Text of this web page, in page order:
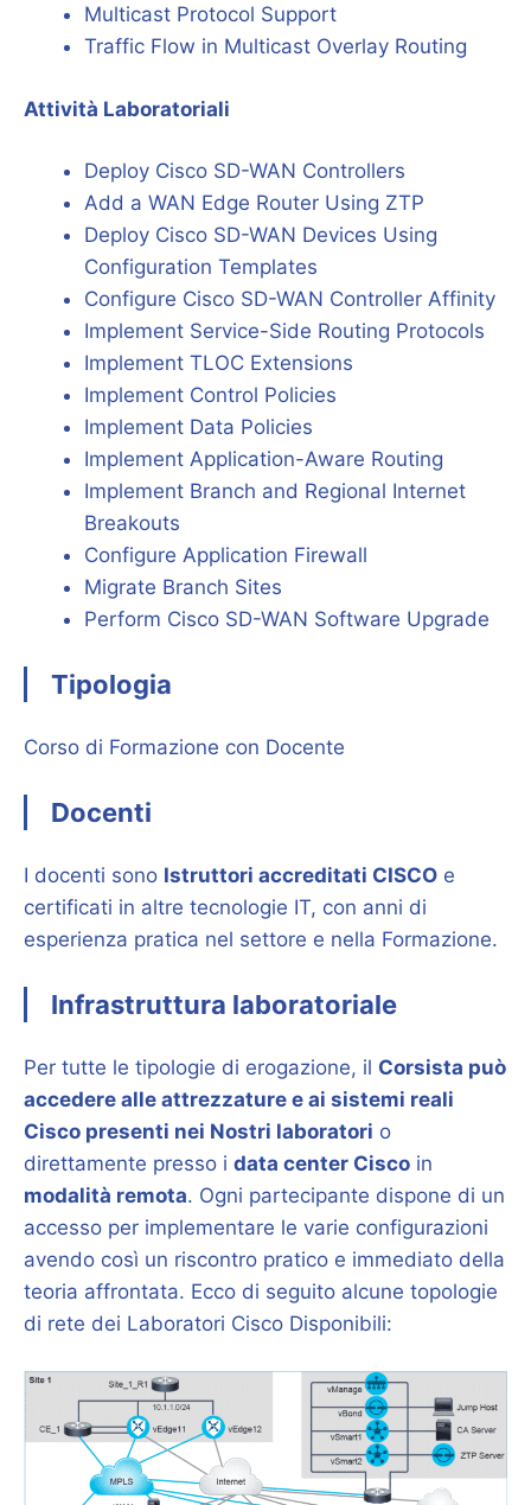
Multicast Protocol Support
Traffic Flow in Multicast Overlay Routing
Attività Laboratoriali
Deploy Cisco SD-WAN Controllers
Add a WAN Edge Router Using ZTP
Deploy Cisco SD-WAN Devices Using
Configuration Templates
Configure Cisco SD-WAN Controller Affinity
Implement Service-Side Routing Protocols
Implement TLOC Extensions
Implement Control Policies
Implement Data Policies
Implement Application-Aware Routing
Implement Branch and Regional Internet
Breakouts
Configure Application Firewall
Migrate Branch Sites
Perform Cisco SD-WAN Software Upgrade
Tipologia
Corso di Formazione con Docente
Docenti
I docenti sono Istruttori accreditati CISCO e
certificati in altre tecnologie IT, con anni di
esperienza pratica nel settore e nella Formazione.
Infrastruttura laboratoriale
Per tutte le tipologie di erogazione, il Corsista può
accedere alle attrezzature e ai sistemi reali
Cisco presenti nei Nostri laboratori o
direttamente presso i data center Cisco in
modalità remota. Ogni partecipante dispone di un
accesso per implementare le varie configurazioni
avendo così un riscontro pratico e immediato della
teoria affrontata. Ecco di seguito alcune topologie
di rete dei Laboratori Cisco Disponibili: